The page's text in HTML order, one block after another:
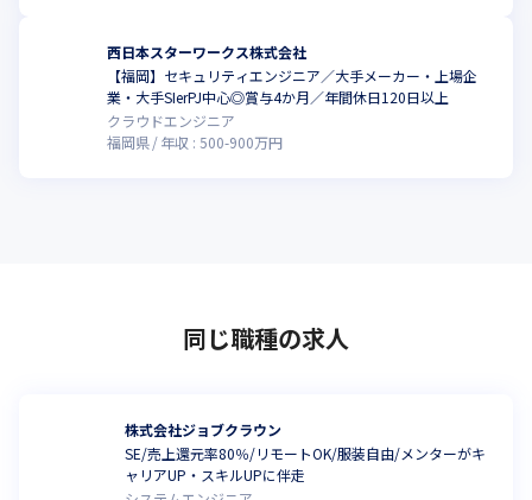
西日本スターワークス株式会社
【福岡】セキュリティエンジニア／大手メーカー・上場企
業・大手SIerPJ中心◎賞与4か月／年間休日120日以上
クラウドエンジニア
福岡県
年収 :500-900万円
同じ職種の求人
株式会社ジョブクラウン
SE/売上還元率80％/リモートOK/服装自由/メンターがキ
ャリアUP・スキルUPに伴走